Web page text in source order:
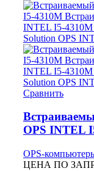
Сравнить
OPS INTEL
OPS-
ЦЕНА ПО